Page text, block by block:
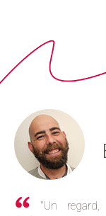
"Un